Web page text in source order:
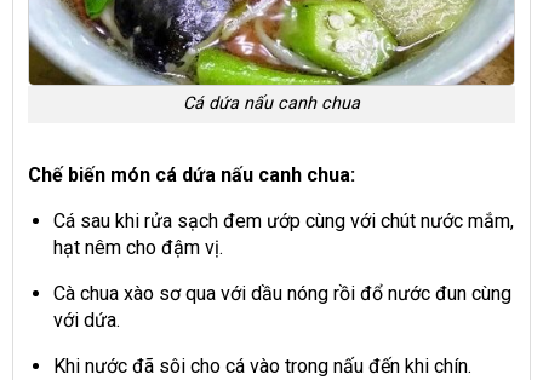
Cá dứa nấu canh chua
Chế biến món cá dứa nấu canh chua:
Cá sau khi rửa sạch đem ướp cùng với chút nước mắm,
hạt nêm cho đậm vị.
Cà chua xào sơ qua với dầu nóng rồi đổ nước đun cùng
với dứa.
Khi nước đã sôi cho cá vào trong nấu đến khi chín.